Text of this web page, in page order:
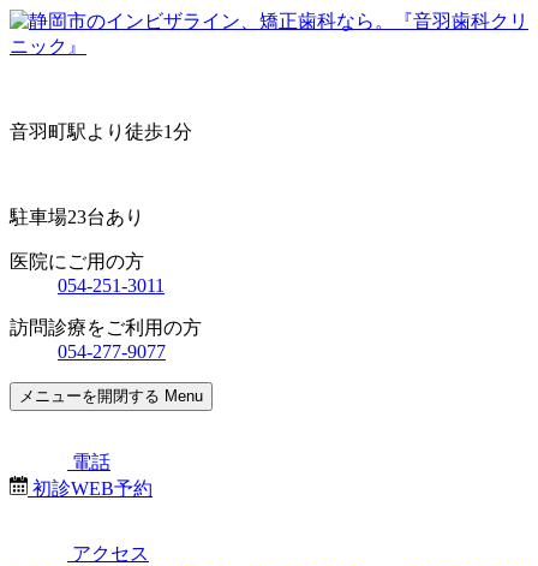
音羽町駅より徒歩1分
駐車場23台あり
医院にご用の方
054-251-3011
訪問診療をご利用の方
054-277-9077
メニューを開閉する Menu
電話
初診WEB予約
アクセス